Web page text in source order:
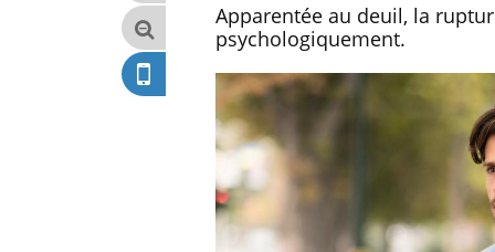
Apparentée au deuil, la
psychologiquement.